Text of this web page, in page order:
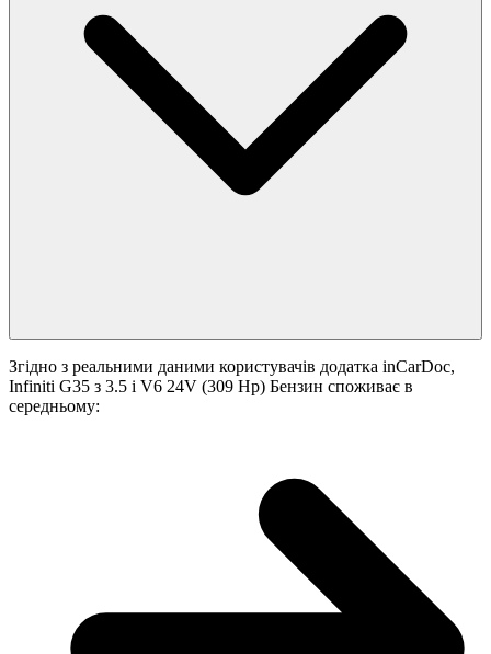
Згідно з реальними даними користувачів додатка inCarDoc,
Infiniti G35 з 3.5 i V6 24V (309 Hp) Бензин споживає в
середньому: